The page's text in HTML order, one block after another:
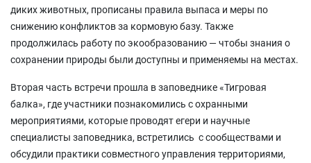
диких животных, прописаны правила выпаса и меры по
снижению конфликтов за кормовую базу. Также
продолжилась работу по экообразованию — чтобы знания о
сохранении природы были доступны и применяемы на местах.
Вторая часть встречи прошла в заповеднике «Тигровая
балка», где участники познакомились с охранными
мероприятиями, которые проводят егери и научные
специалисты заповедника, встретились с сообществами и
обсудили практики совместного управления территориями,